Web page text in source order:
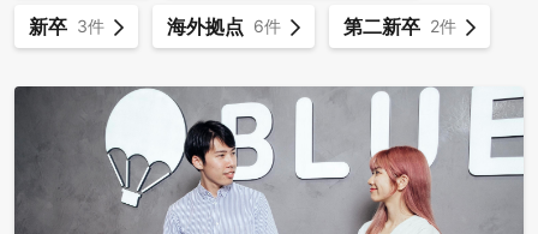
新卒 3件 海外拠点 6件 第二新卒 2件